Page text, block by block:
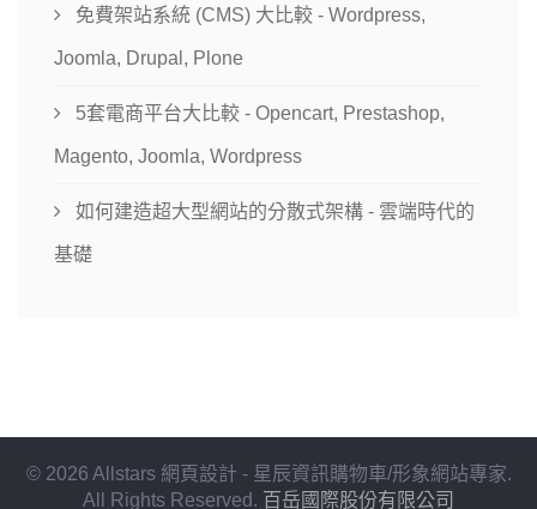
免費架站系統 (CMS) 大比較 - Wordpress,
Joomla, Drupal, Plone
5套電商平台大比較 - Opencart, Prestashop,
Magento, Joomla, Wordpress
如何建造超大型網站的分散式架構 - 雲端時代的
基礎
© 2026 Allstars 網頁設計 - 星辰資訊購物車/形象網站專家.
All Rights Reserved. 百岳國際股份有限公司